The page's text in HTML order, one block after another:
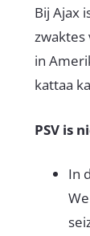
Bij Ajax
zwaktes
in
kattaa
PSV is
In